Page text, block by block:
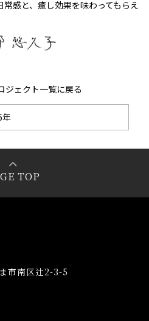
感と、癒し効果を味わってもらえ
ジェクト一覧に戻る
年
TOP
市南区辻2-3-5